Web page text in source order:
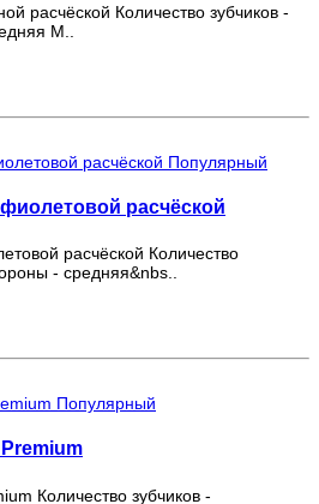
расчёской Количество зубчиков -
М..
Популярный
расчёской
расчёской Количество
- средняя&nbs..
Популярный
Количество зубчиков -